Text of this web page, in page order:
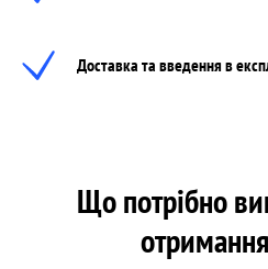
Доставка та введення в
Що потрібно